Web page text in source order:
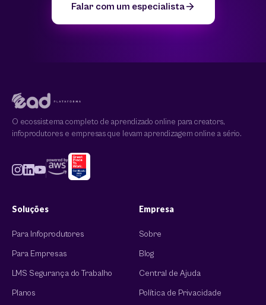
Falar com um especialista
O ecossistema completo de aprendizado online para creators,
infoprodutores e empresas que levam aprendizagem online a sério.
Soluções
Para Infoprodutores
Para Empresas
LMS Segurança do Trabalho
Planos
Empresa
Sobre
Blog
Central de Ajuda
Política de Privacidade